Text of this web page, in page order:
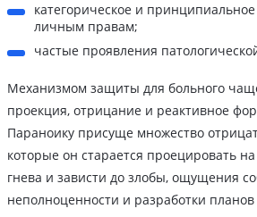
категорическое и
личным правам;
частые проявления
Механизмом защиты для больного
проекция, отрицание и реактивное
Параноику присуще множество
которые он старается проецировать
гнева и зависти до злобы, ощущения
неполноценности и разработки планов